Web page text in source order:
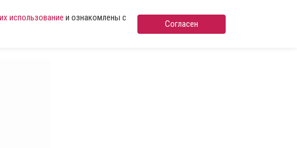
использование и ознакомлены с
Согласен